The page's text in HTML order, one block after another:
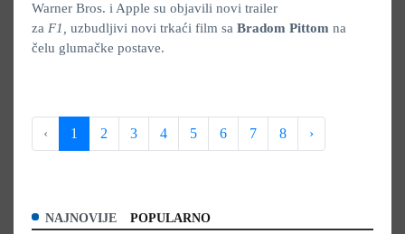
Warner Bros. i Apple su objavili novi trailer
za F1, uzbudljivi novi trkaći film sa Bradom Pittom na
čelu glumačke postave.
‹ 1 2 3 4 5 6 7 8 ›
NAJNOVIJE POPULARNO